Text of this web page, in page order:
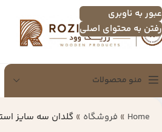
عبور به ناوبری
رفتن به محتوای اصلی
منو محصولات
سینی
Home
» فروشگاه » گلدان سه‌ سایز